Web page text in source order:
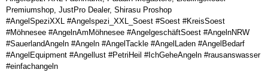
Premiumshop, JustPro Dealer, Shirasu Proshop
#AngelSpeziXXL #Angelspezi_XXL_Soest #Soest #KreisSoest
#Möhnesee #AngelnAmMöhnesee #AngelgeschäftSoest #AngelnNRW
#SauerlandAngeln #Angeln #AngelTackle #AngelLaden #AngelBedarf
#AngelEquipment #Angellust #PetriHeil #IchGeheAngeln #rausanswasser
#einfachangeln